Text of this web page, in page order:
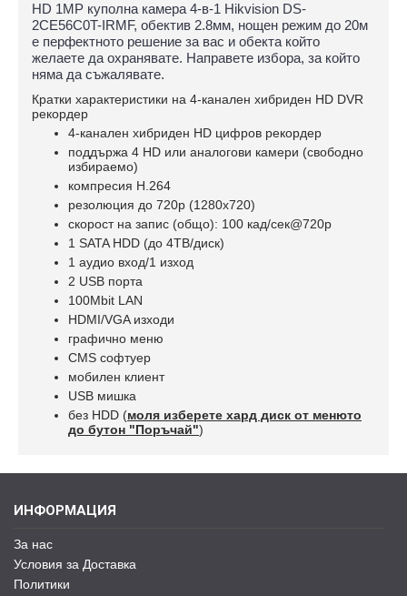
HD 1MP куполна камера 4-в-1 Hikvision DS-
2CE56C0T-IRMF, обектив 2.8мм, нощен режим до 20м
е перфектното решение за вас и обекта който
желаете да охранявате. Направете избора, за който
няма да съжалявате.
Кратки характеристики на 4-канален хибриден HD DVR
рекордер
4-канален хибриден HD цифров рекордер
поддържа 4 HD или аналогови камери (свободно
избираемо)
компресия H.264
резолюция до 720p (1280x720)
скорост на запис (общо): 100 кад/сек@720p
1 SATA HDD (до 4ТВ/диск)
1 аудио вход/1 изход
2 USB порта
100Mbit LAN
HDMI/VGA изходи
графично меню
CMS софтуер
мобилен клиент
USB мишка
без HDD (моля изберете хард диск от менюто
до бутон "Поръчай")​
ИНФОРМАЦИЯ
За нас
Условия за Доставка
Политики